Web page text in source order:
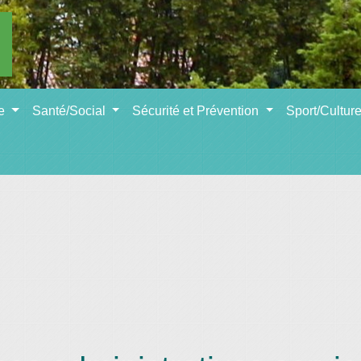
Santé/Social Sécurité et Prévention Sport/